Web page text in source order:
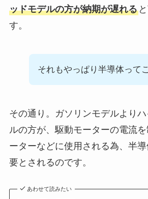
ッドモデルの方が納期が遅れる
す。
それもやっぱり半導体って
その通り。ガソリンモデルより
ルの方が、駆動モーターの電流
ーターなどに使用される為、半
要とされるのです。
あわせて読みたい